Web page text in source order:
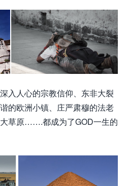
入人心的宗教信仰、东非大裂
的欧洲小镇、庄严肃穆的法老
草原…….都成为了GOD一生的